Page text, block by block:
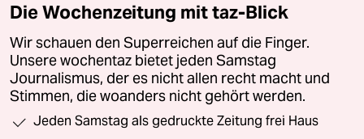
Die Wochenzeitung mit taz-Blick
Wir schauen den Superreichen auf die Finger.
Unsere wochentaz bietet jeden Samstag
Journalismus, der es nicht allen recht macht und
Stimmen, die woanders nicht gehört werden.
Jeden Samstag als gedruckte Zeitung frei Haus